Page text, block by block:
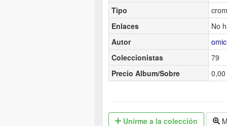
Tipo
Enlaces
No
Autor
Coleccionistas
79
Precio Album/Sobre
Unirme a la colección